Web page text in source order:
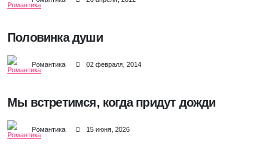
Половинка души
Романтика 02 февраля, 2014
Мы встретимся, когда придут дожди
Романтика 15 июня, 2026